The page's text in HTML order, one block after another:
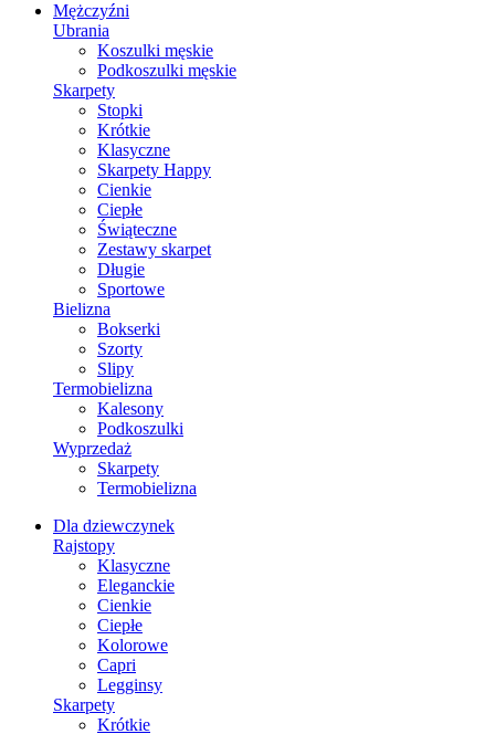
Mężczyźni
Ubrania
Koszulki męskie
Podkoszulki męskie
Skarpety
Stopki
Krótkie
Klasyczne
Skarpety Happy
Cienkie
Ciepłe
Świąteczne
Zestawy skarpet
Długie
Sportowe
Bielizna
Bokserki
Szorty
Slipy
Termobielizna
Kalesony
Podkoszulki
Wyprzedaż
Skarpety
Termobielizna
Dla dziewczynek
Rajstopy
Klasyczne
Eleganckie
Cienkie
Ciepłe
Kolorowe
Capri
Legginsy
Skarpety
Krótkie